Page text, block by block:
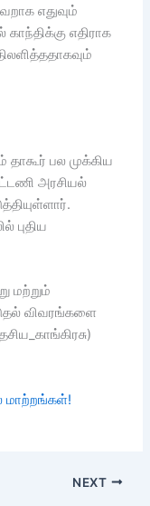
எதுவும்
எதிராக
பல முக்கிய
அரசியல்
புதிய
மற்றும்
விவரங்களை
மாற்றங்கள்!
NEXT